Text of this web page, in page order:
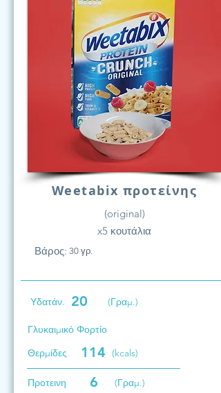
Weetabix προτείνης
(original)
x5 κουτάλια
Βάρος: 30 γρ.
Υδατάν. 20 (Γραμ.)
Γλυκαιμικό Φορτίο
Θερμίδες
114 (kcals)
Προτεινη 6
(Γραμ.)